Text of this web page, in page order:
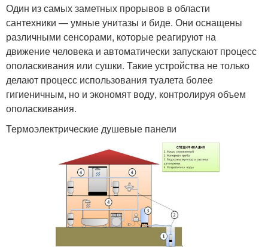
Один из самых заметных прорывов в области
сантехники — умные унитазы и биде. Они оснащены
различными сенсорами, которые реагируют на
движение человека и автоматически запускают процесс
ополаскивания или сушки. Такие устройства не только
делают процесс использования туалета более
гигиеничным, но и экономят воду, контролируя объем
ополаскивания.
Термоэлектрические душевые панели